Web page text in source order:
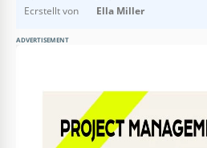
Ecrstellt von
Ella Miller
ADVERTISEMENT